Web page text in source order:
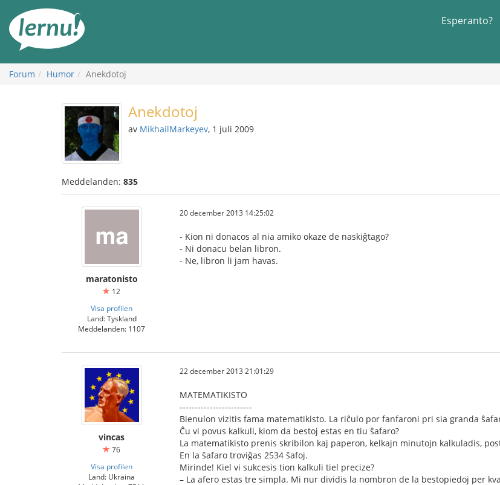
sidans
innehåll
Esperanto?
Forum Humor Anekdotoj
Anekdotoj
av MikhailMarkeyev, 1 juli 2009
Meddelanden: 835
maratonisto
12
Visa profilen
Land: Tyskland
Meddelanden: 1107
20 december 2013 14:25:02
- Kion ni donacos al nia amiko okaze de naskiĝtago?
- Ni donacu belan libron.
- Ne, libron li jam havas.
vincas
76
Visa profilen
Land: Ukraina
22 december 2013 21:01:29
MATEMATIKISTO
------------------------
Bienulon vizitis fama matematikisto. La riĉulo por fanfaroni pri sia granda
Ĉu vi povus kalkuli, kiom da bestoj estas en tiu ŝafaro?
La matematikisto prenis skribilon kaj paperon, kelkajn minutojn kalkuladis,
En la ŝafaro troviĝas 2534 ŝafoj.
Mirinde! Kiel vi sukcesis tion kalkuli tiel precize?
– La afero estas tre simpla. Mi nur dividis la nombron de la bestopiedoj per